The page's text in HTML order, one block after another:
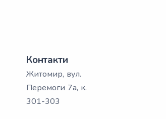
Контакти
Житомир, вул.
Перемоги 7а, к.
301-303